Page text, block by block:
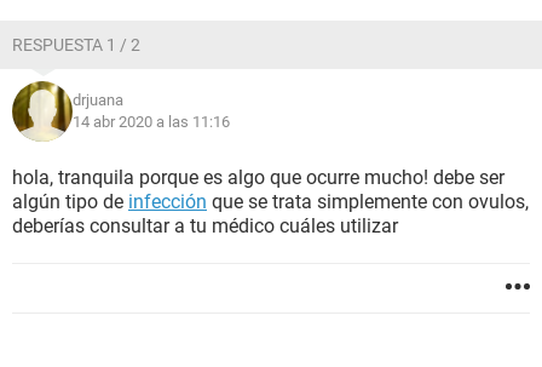
RESPUESTA 1 / 2
drjuana
14 abr 2020 a las 11:16
hola, tranquila porque es algo que ocurre mucho! debe ser
algún tipo de infección que se trata simplemente con ovulos,
deberías consultar a tu médico cuáles utilizar